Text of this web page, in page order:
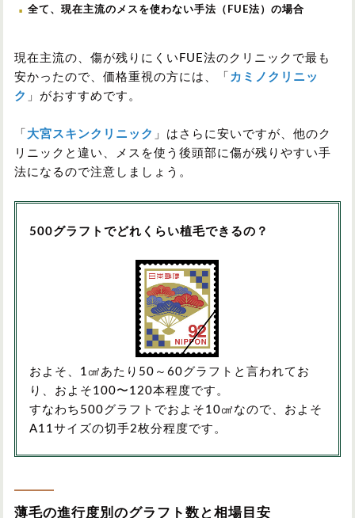
全て、現在主流のメスを使わない手法（FUE法）の場合
現在主流の、傷が残りにくいFUE法のクリニックで最も
安かったので、価格重視の方には、「 カミノクリニッ
ク 」がおすすめです。
「 大宮スキンクリニック 」はさらに安いですが、他のク
リニックと違い、メスを使う後頭部に傷が残りやすい手
法になるので注意しましょう。
500グラフトでどれくらい植毛できるの？
およそ、1㎠あたり50～60グラフトと言われてお
り、およそ100〜120本程度です。
すなわち500グラフトでおよそ10㎠なので、およそ
A11サイズの切手2枚分程度です。
薄毛の進行度別のグラフト数と相場目安